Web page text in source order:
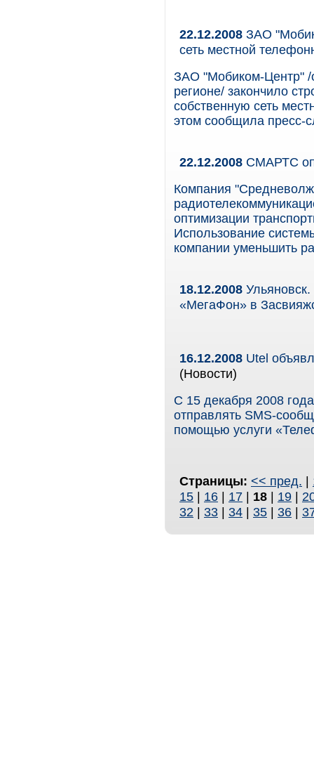
22.12.2008 ЗАО
сеть местной
ЗАО "Мобиком-Центр" /
регионе/ закончило
собственную сеть
этом сообщила пресс-
22.12.2008 СМАРТС
Компания
оптимизации
Использование
компании уменьшить
18.12.2008 Ульяновск.
«МегаФон» в
16.12.2008 Utel
(Новости)
С 15 декабря 2008
отправлять SMS-
помощью услуги
Страницы: << пред. |
15 | 16 | 17 | 18 | 19 |
32 | 33 | 34 | 35 | 36 |